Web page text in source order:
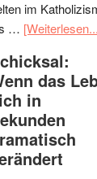
im
…
das
in